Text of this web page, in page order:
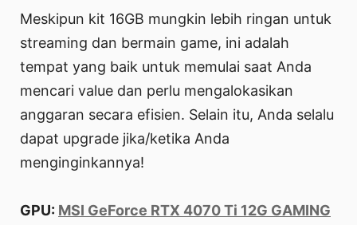
Meskipun kit 16GB mungkin lebih ringan untuk
streaming dan bermain game, ini adalah
tempat yang baik untuk memulai saat Anda
mencari value dan perlu mengalokasikan
anggaran secara efisien. Selain itu, Anda selalu
dapat upgrade jika/ketika Anda
menginginkannya!
GPU: MSI GeForce RTX 4070 Ti 12G GAMING